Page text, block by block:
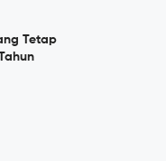
Tetap